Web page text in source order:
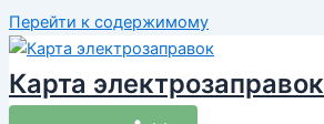
Перейти к содержимому
Карта электрозаправок